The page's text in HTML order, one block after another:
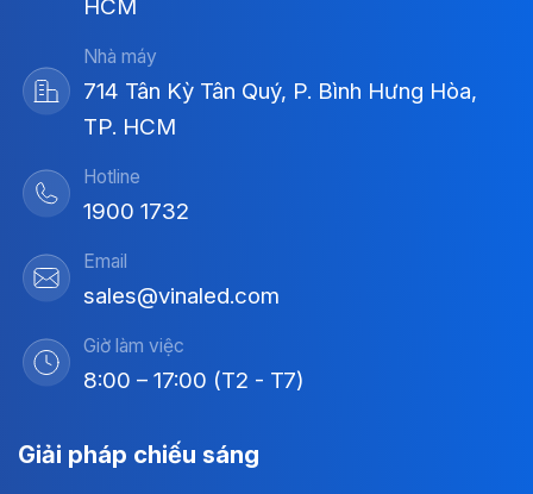
HCM
Nhà máy
714 Tân Kỳ Tân Quý, P. Bình Hưng Hòa,
TP. HCM
Hotline
1900 1732
Email
sales@vinaled.com
Giờ làm việc
8:00 – 17:00 (T2 - T7)
Giải pháp chiếu sáng